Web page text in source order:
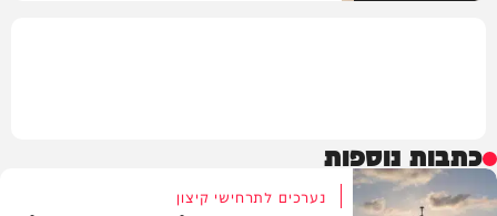
כתבות נוספות
נערכים לתרחישי קיצון